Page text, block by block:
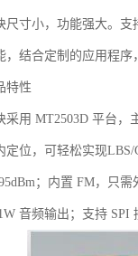
尺寸小，功能强大。支
，结合定制的应用程序
特性
采用 MT2503D 平台，
定位，可轻松实现
；内置 FM，只
音频输出；支持 SPI